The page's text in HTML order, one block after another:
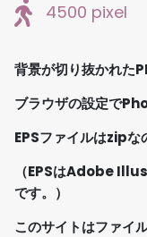
4500 pixel
背景が切り抜かれた
ブラウザの設定で
EPSファイルはzipな
（EPSはAdobe
です。）
このサイトはファイ